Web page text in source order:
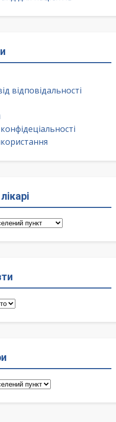
відповідальності